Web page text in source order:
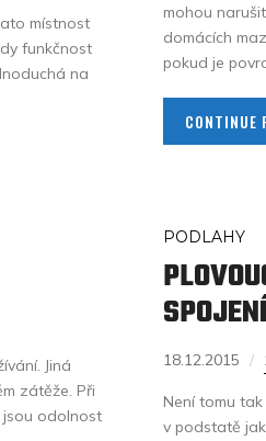
místnost
funkčnost
na
mohou
domácích
pokud je
CONTINUE
Jiná
zátěže. Při
jsou odolnost
PODLAHY
18.12.2015
Není tomu
v podstatě